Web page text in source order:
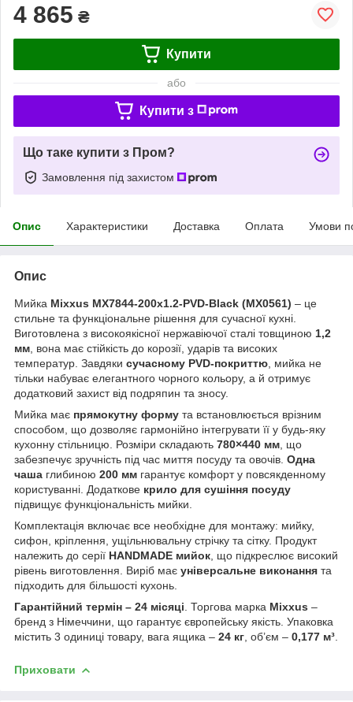
4 865 ₴
Купити
або
Купити з
Що таке купити з Пром?
Замовлення під захистом
Опис Характеристики Доставка Оплата Умови
Опис
Мийка Mixxus MX7844-200x1.2-PVD-Black (MX0561) – це
стильне та функціональне рішення для сучасної кухні.
Виготовлена з високоякісної нержавіючої сталі товщиною 1,2
мм , вона має стійкість до корозії, ударів та високих
температур. Завдяки сучасному PVD-покриттю , мийка не
тільки набуває елегантного чорного кольору, а й отримує
додатковий захист від подряпин та зносу.
Мийка має прямокутну форму та встановлюється врізним
способом, що дозволяє гармонійно інтегрувати її у будь-яку
кухонну стільницю. Розміри складають 780×440 мм , що
забезпечує зручність під час миття посуду та овочів. Одна
чаша глибиною 200 мм гарантує комфорт у повсякденному
користуванні. Додаткове крило для сушіння посуду
підвищує функціональність мийки.
Комплектація включає все необхідне для монтажу: мийку,
сифон, кріплення, ущільнювальну стрічку та сітку. Продукт
належить до серії HANDMADE мийок , що підкреслює високий
рівень виготовлення. Виріб має універсальне виконання та
підходить для більшості кухонь.
Гарантійний термін – 24 місяці . Торгова марка Mixxus –
бренд з Німеччини, що гарантує європейську якість. Упаковка
містить 3 одиниці товару, вага ящика – 24 кг , об’єм – 0,177 м³
Приховати